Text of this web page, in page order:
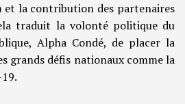
et la contribution des partenaires
traduit la volonté politique du
Alpha Condé, de placer la
grands défis nationaux comme la